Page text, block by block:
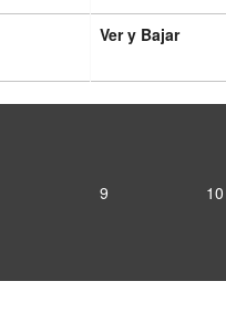
Ver y Bajar
9 10